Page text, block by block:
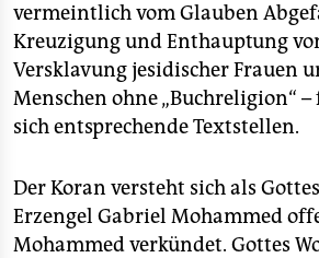
vermeintlich vom Glauben
Kreuzigung und Enthauptung
Versklavung jesidischer Frauen
Menschen ohne „Buchreligion“
sich entsprechende Textstellen.
Der Koran versteht sich als
Erzengel Gabriel Mohammed
Mohammed verkündet. Gottes